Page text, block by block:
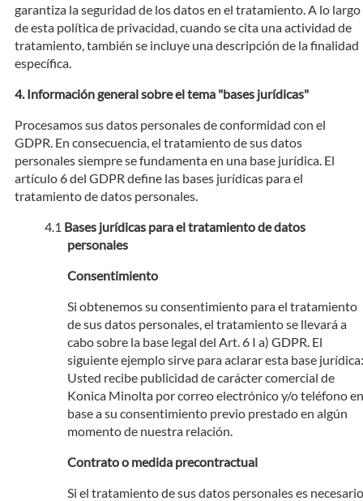
garantiza la seguridad de los datos en el tratamiento. A lo largo
de esta política de privacidad, cuando se cita una actividad de
tratamiento, también se incluye una descripción de la finalidad
específica.
Información general sobre el tema "bases jurídicas"
Procesamos sus datos personales de conformidad con el
GDPR. En consecuencia, el tratamiento de sus datos
personales siempre se fundamenta en una base jurídica. El
artículo 6 del GDPR define las bases jurídicas para el
tratamiento de datos personales.
Bases jurídicas para el tratamiento de datos
personales
Consentimiento
Si obtenemos su consentimiento para el tratamiento
de sus datos personales, el tratamiento se llevará a
cabo sobre la base legal del Art. 6 I a) GDPR. El
siguiente ejemplo sirve para aclarar esta base jurídica:
Usted recibe publicidad de carácter comercial de
Konica Minolta por correo electrónico y/o teléfono en
base a su consentimiento previo prestado en algún
momento de nuestra relación.
Contrato o medida precontractual
Si el tratamiento de sus datos personales es necesario